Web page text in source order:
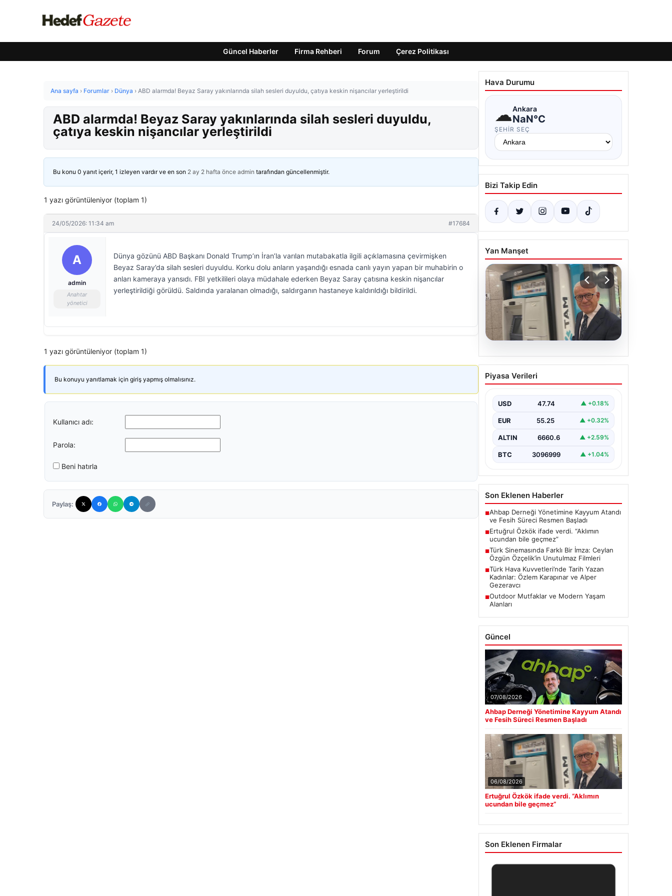
Güncel Haberler Firma Rehberi Forum Çerez Politikası
Ana sayfa › Forumlar › Dünya › ABD alarmda! Beyaz Saray yakınlarında silah sesleri duyuldu, çatıya keskin nişancılar yerleştirildi
ABD alarmda! Beyaz Saray yakınlarında silah sesleri duyuldu,
çatıya keskin nişancılar yerleştirildi
Bu konu 0 yanıt içerir, 1 izleyen vardır ve en son 2 ay 2 hafta önce admin tarafından güncellenmiştir.
1 yazı görüntüleniyor (toplam 1)
24/05/2026: 11:34 am #17684
A
admin
Anahtar
yönetici
Dünya gözünü ABD Başkanı Donald Trump’ın İran’la varılan mutabakatla ilgili açıklamasına çevirmişken
Beyaz Saray’da silah sesleri duyuldu. Korku dolu anların yaşandığı esnada canlı yayın yapan bir muhabirin o
anları kameraya yansıdı. FBI yetkilileri olaya müdahale ederken Beyaz Saray çatısına keskin nişancılar
yerleştirildiği görüldü. Saldırıda yaralanan olmadığı, saldırganın hastaneye kaldırıldığı bildirildi.
1 yazı görüntüleniyor (toplam 1)
Bu konuyu yanıtlamak için giriş yapmış olmalısınız.
Kullanıcı adı:
Parola:
Beni hatırla
Paylaş:
Hava Durumu
☁Ankara
NaN°C
ŞEHIR SEÇ
Bizi Takip Edin
Yan Manşet
Ertuğrul Özkök ifade
verdi. “Aklımın ucundan
Piyasa Verileri
USD 47.74 ▲ +0.18%
EUR 55.25 ▲ +0.32%
ALTIN 6660.6 ▲ +2.59%
BTC 3096999 ▲ +1.04%
Son Eklenen Haberler
■Ahbap Derneği Yönetimine Kayyum Atandı
ve Fesih Süreci Resmen Başladı
■Ertuğrul Özkök ifade verdi. “Aklımın
ucundan bile geçmez”
■Türk Sinemasında Farklı Bir İmza: Ceylan
Özgün Özçelik’in Unutulmaz Filmleri
■Türk Hava Kuvvetleri’nde Tarih Yazan
Kadınlar: Özlem Karapınar ve Alper
Gezeravcı
■Outdoor Mutfaklar ve Modern Yaşam
Alanları
Güncel
07/08/2026
Ahbap Derneği Yönetimine Kayyum Atandı
ve Fesih Süreci Resmen Başladı
06/08/2026
Ertuğrul Özkök ifade verdi. “Aklımın
ucundan bile geçmez”
Son Eklenen Firmalar